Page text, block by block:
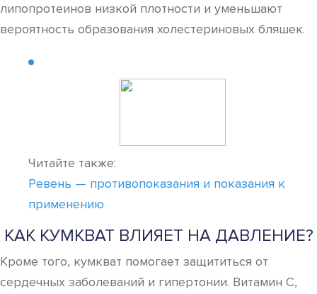
липопротеинов низкой плотности и уменьшают
вероятность образования холестериновых бляшек.
Читайте также:
Ревень — противопоказания и показания к
применению
КАК КУМКВАТ ВЛИЯЕТ НА ДАВЛЕНИЕ?
Кроме того, кумкват помогает защититься от
сердечных заболеваний и гипертонии. Витамин C,